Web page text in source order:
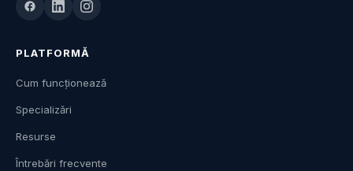
PLATFORMĂ
Cum funcționează
Specializări
Resurse
Întrebări frecvente